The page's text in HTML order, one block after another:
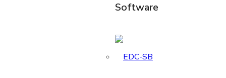
Software